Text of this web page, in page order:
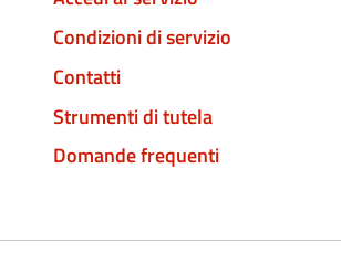
Condizioni di servizio
Contatti
Strumenti di tutela
Domande frequenti